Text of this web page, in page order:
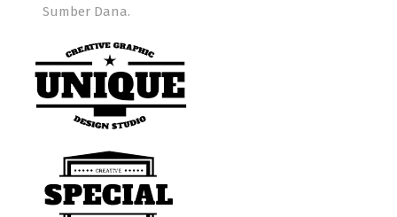
Sumber Dana.